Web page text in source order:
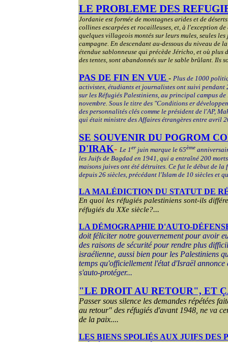
LE PROBLEME DES
Jordanie est formée de montagnes arides et de
collines escarpées et rocailleuses, et, à l'exception de
quelques villageois montés sur leurs mules, seules
campagne. En descendant au-dessous du niveau de
étendue sablonneuse qui précède Jéricho, et où plus
des tentes, sont abandonnés sur le sable brûlant. Ils
PAS DE FIN EN VUE - Plus de 1000
activistes, étudiants et journalistes ont suivi
sur les Réfugiés Palestiniens, au principal campus
novembre. Sous le titre des "Conditions er
des personnalités clés comme le président de l'AP,
qui était ministre des Affaires étrangères entre avril
SE SOUVENIR DU POGROM
D'IRAK- Le 1erjuin marque le 65ème
les Juifs de Bagdad en 1941, qui a entraîné 200
maisons juives ont été détruites. Ce fut le début de
depuis 26 siècles, précédant l'Islam de 10 siècles et
LA MALÉDICTION DU STATUT DE
En quoi les réfugiés palestiniens sont-ils
réfugiés du XXe siècle?...
LA DÉMOGRAPHIE D'AUTO-
doit féliciter notre gouvernement pour avoir
des raisons de sécurité pour rendre plus
israélienne, aussi bien pour les Palestiniens
temps qu'officiellement l'état d'Israël annonce
s'auto-protéger...
"LE DROIT AU RETOUR", ET
Passer sous silence les demandes répétées
au retour" des réfugiés d'avant 1948, ne va
de la paix....
LES BIENS SPOLIÉS AUX JUIFS DES